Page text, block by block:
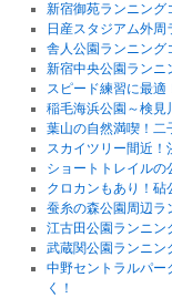
新宿御苑ランニング
日産スタジアム外周
舎人公園ランニング
新宿中央公園ランニ
スピード練習に最適
稲毛海浜公園～検見
葉山の自然満喫！二
スカイツリー間近！
ショートトレイルの
クロカンもあり！砧
蚕糸の森公園周辺ラ
江古田公園ランニン
武蔵関公園ランニン
中野セントラルパー
く！